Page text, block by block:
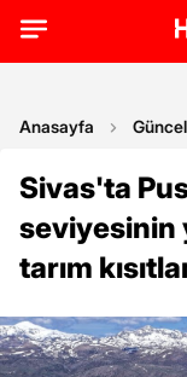
Anasayfa Güncel
Sivas'ta
seviyesinin
tarım